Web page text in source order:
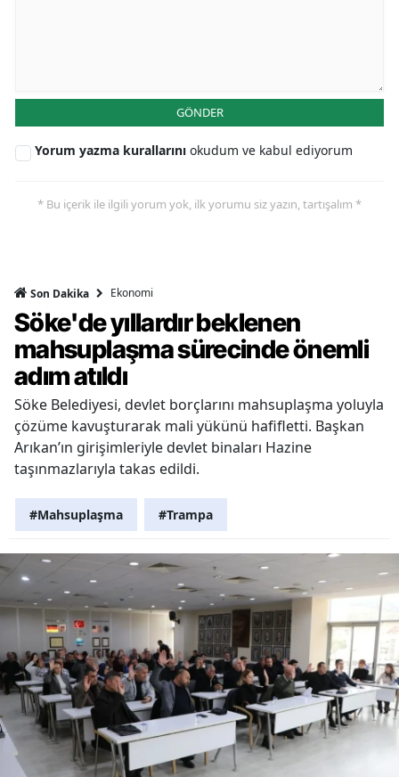
GÖNDER
Yorum yazma kurallarını okudum ve kabul ediyorum
* Bu içerik ile ilgili yorum yok, ilk yorumu siz yazın, tartışalım *
Son Dakika Ekonomi
Söke'de yıllardır beklenen
mahsuplaşma sürecinde önemli
adım atıldı
Söke Belediyesi, devlet borçlarını mahsuplaşma yoluyla
çözüme kavuşturarak mali yükünü hafifletti. Başkan
Arıkan’ın girişimleriyle devlet binaları Hazine
taşınmazlarıyla takas edildi.
#Mahsuplaşma #Trampa